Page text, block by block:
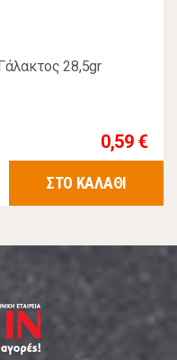
28,5gr
0,59 €
ΣΤΟ ΚΑΛΑΘΙ